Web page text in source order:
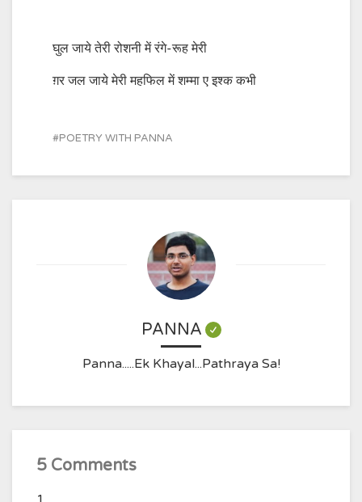
घुल जाये तेरी रोशनी में रंगे-रूह मेरी
ग़र जल जाये मेरी महफिल में शम्मा ए इश्क कभी
POETRY WITH PANNA
PANNA
Panna.....Ek Khayal...Pathraya Sa!
5 Comments